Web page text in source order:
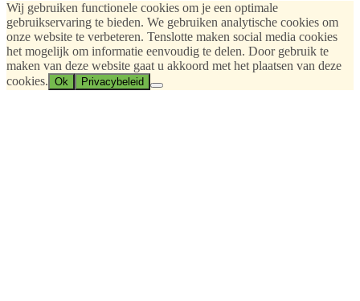
Wij gebruiken functionele cookies om je een optimale
gebruikservaring te bieden. We gebruiken analytische cookies om
onze website te verbeteren. Tenslotte maken social media cookies
het mogelijk om informatie eenvoudig te delen. Door gebruik te
maken van deze website gaat u akkoord met het plaatsen van deze
cookies. Ok Privacybeleid